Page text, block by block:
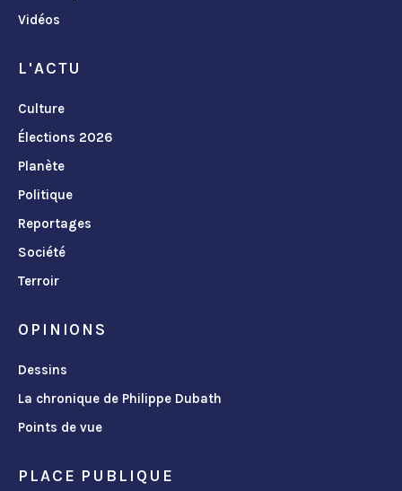
Vidéos
L'ACTU
Culture
Élections 2026
Planète
Politique
Reportages
Société
Terroir
OPINIONS
Dessins
La chronique de Philippe Dubath
Points de vue
PLACE PUBLIQUE